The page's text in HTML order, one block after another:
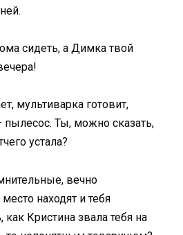
сидеть, а Димка твой
мультиварка готовит,
пылесос. Ты, можно сказать,
устала?
вечно
находят и тебя
Кристина звала тебя на